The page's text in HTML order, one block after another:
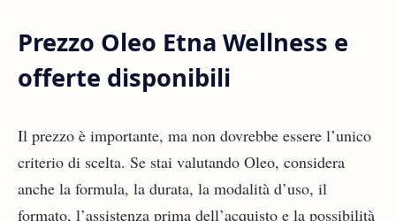
Prezzo Oleo Etna Wellness e
offerte disponibili
Il prezzo è importante, ma non dovrebbe essere l’unico
criterio di scelta. Se stai valutando Oleo, considera
anche la formula, la durata, la modalità d’uso, il
formato, l’assistenza prima dell’acquisto e la possibilità